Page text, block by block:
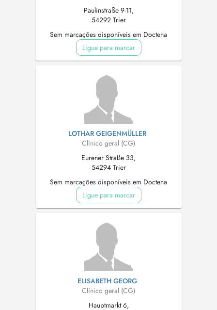
Paulinstraße 9-11,
54292 Trier
Sem marcações disponíveis em Doctena
Ligue para marcar
LOTHAR GEIGENMÜLLER
Clínico geral (CG)
Eurener Straße 33,
54294 Trier
Sem marcações disponíveis em Doctena
Ligue para marcar
ELISABETH GEORG
Clínico geral (CG)
Hauptmarkt 6,